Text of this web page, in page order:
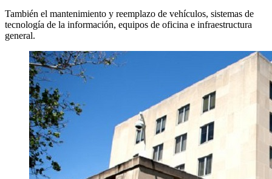
También el mantenimiento y reemplazo de vehículos, sistemas de
tecnología de la información, equipos de oficina e infraestructura
general.